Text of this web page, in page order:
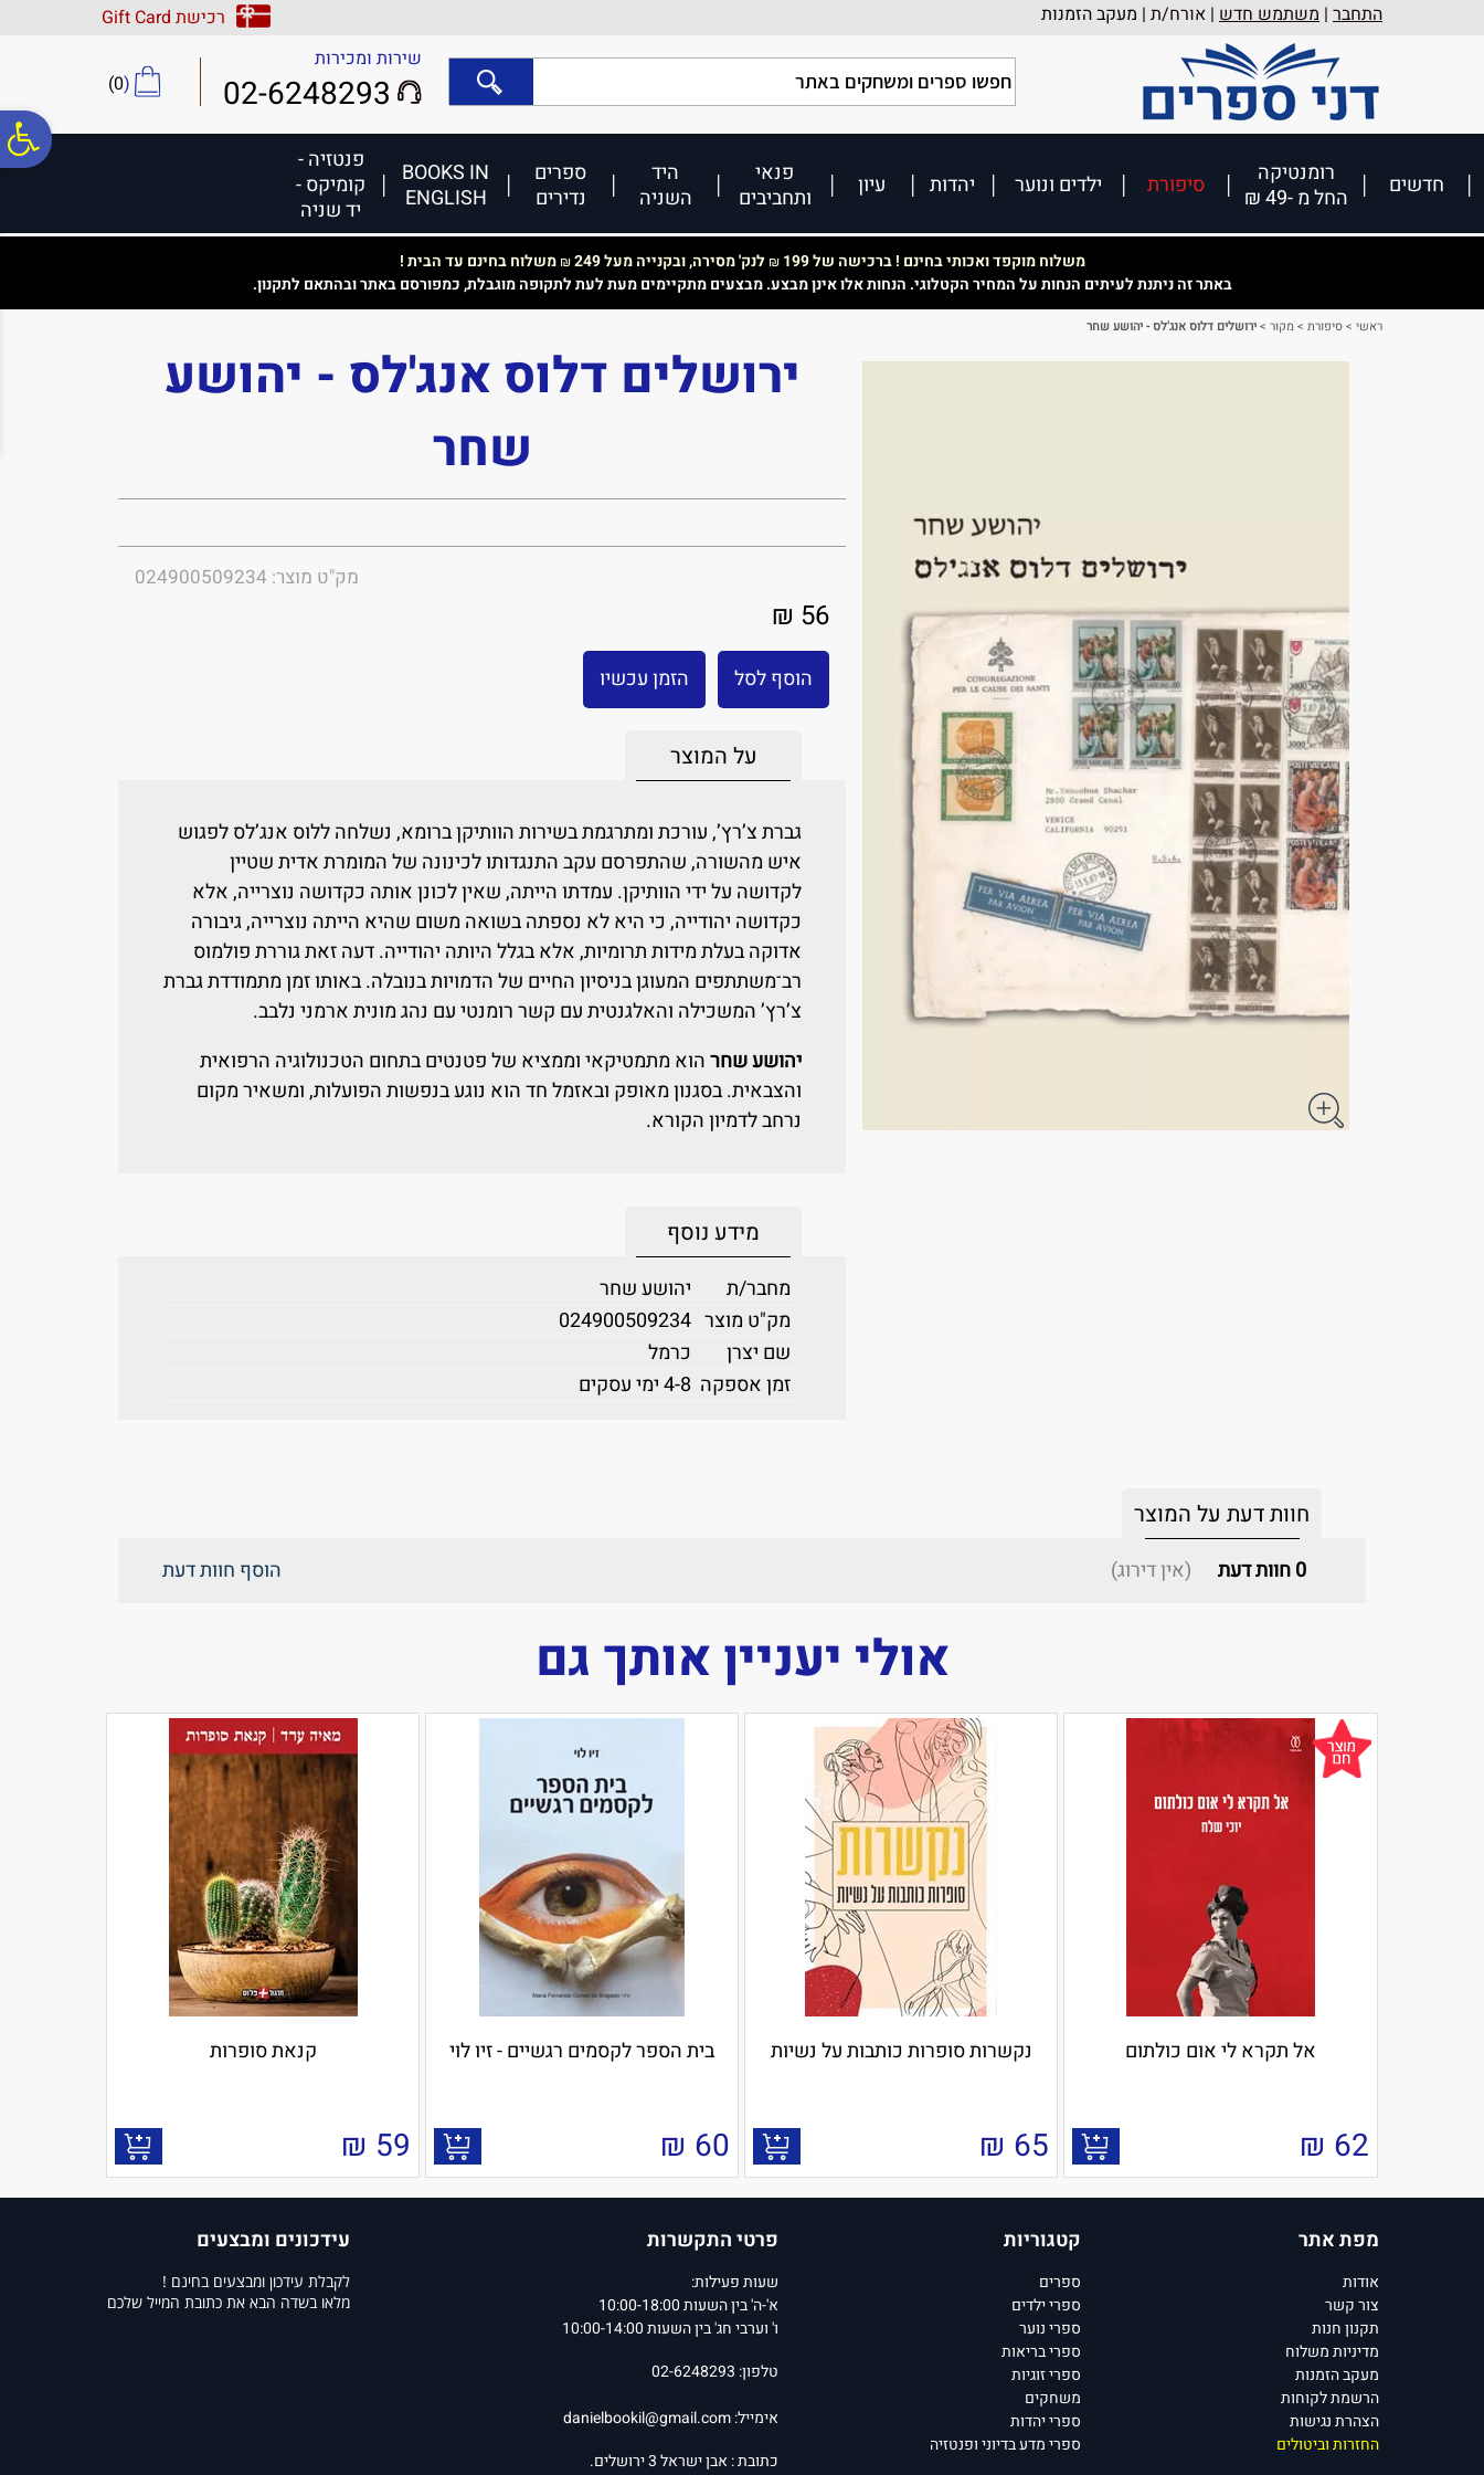
נגישות
אתר
המרכזי
התחבר | משתמש חדש | אורח/ת | מעקב הזמנות
רכישת Gift Card
שירות ומכירות
02-6248293
(
0
)
חדשים
רומנטיקה
החל מ -49 ₪
סיפורת ילדים ונוער יהדות עיון
פנאי
ותחביבים
היד
השניה
ספרים
נדירים
BOOKS IN
ENGLISH
פנטזיה -
קומיקס -
יד שניה
משלוח מוקפד ואכותי בחינם ! ברכישה של 199 ₪ לנק' מסירה, ובקנייה מעל 249 ₪משלוח בחינם עד הבית !
באתר זה ניתנת לעיתים הנחות על המחיר הקטלוגי. הנחות אלו אינן מבצע. מבצעים מתקיימים מעת לעת לתקופה מוגבלת, כמפורסם באתר ובהתאם לתקנון.
ראשי >סיפורת >מקור >ירושלים דלוס אנג'לס - יהושע שחר
ירושלים דלוס אנג'לס - יהושע
שחר
מק"ט מוצר: 024900509234
56 ₪
הוסף לסל הזמן עכשיו
על המוצר
גברת צ’רץ’, עורכת ומתרגמת בשירות הוותיקן ברומא, נשלחה ללוס אנג’לס לפגוש
איש מהשורה, שהתפרסם עקב התנגדותו לכינונה של המומרת אדית שטיין
לקדושה על ידי הוותיקן. עמדתו הייתה, שאין לכונן אותה כקדושה נוצרייה, אלא
כקדושה יהודייה, כי היא לא נספתה בשואה משום שהיא הייתה נוצרייה, גיבורה
אדוקה בעלת מידות תרומיות, אלא בגלל היותה יהודייה. דעה זאת גוררת פולמוס
רב־משתתפים המעוגן בניסיון החיים של הדמויות בנובלה. באותו זמן מתמודדת גברת
צ’רץ’ המשכילה והאלגנטית עם קשר רומנטי עם נהג מונית ארמני נלבב.
יהושע שחרהוא מתמטיקאי וממציא של פטנטים בתחום הטכנולוגיה הרפואית
והצבאית. בסגנון מאופק ובאזמל חד הוא נוגע בנפשות הפועלות, ומשאיר מקום
נרחב לדמיון הקורא.
מידע נוסף
מחבר/ת
יהושע שחר
מק"ט מוצר 024900509234
שם יצרן
כרמל
זמן אספקה 4-8 ימי עסקים
חוות דעת על המוצר
0חוות דעת (אין דירוג) הוסף חוות דעת
אולי יעניין אותך גם
אל תקרא לי אום כולתום
62
₪
נקשרות סופרות כותבות על נשיות
65
₪
בית הספר לקסמים רגשיים - זיו לוי
60
₪
קנאת סופרות
59
₪
מפת אתר
אודות
צור קשר
תקנון חנות
מדיניות משלוח
מעקב הזמנות
הרשמת לקוחות
הצהרת נגישות
החזרות וביטולים
קטגוריות
ספרים
ספרי ילדים
ספרי נוער
ספרי בריאות
ספרי זוגיות
משחקים
ספרי יהדות
ספרי מדע בדיוני ופנטזיה
פרטי התקשרות
שעות פעילות:
א'-ה' בין השעות 10:00-18:00
ו' וערבי חג' בין השעות 10:00-14:00
טלפון: 02-6248293
אימייל:danielbookil@gmail.com
כתובת : אבן ישראל 3 ירושלים.
עידכונים ומבצעים
לקבלת עידכון ומבצעים בחינם !
מלאו בשדה הבא את כתובת המייל שלכם